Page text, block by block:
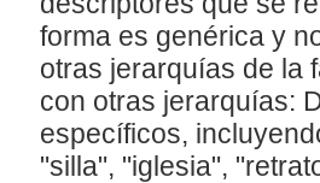
forma es genérica y
otras jerarquías de la
con otras jerarquías:
específicos,
"silla", "iglesia",